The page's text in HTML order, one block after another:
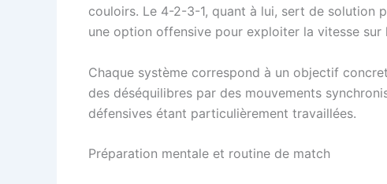
couloirs. Le 4-2-3-1, quant à lui, sert de solution
une option offensive pour exploiter la vitesse
Chaque système correspond à un objectif
des déséquilibres par des mouvements
défensives étant particulièrement travaillées.
Préparation mentale et routine de match